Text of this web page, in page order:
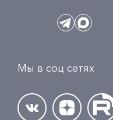
Мы в соц сетях